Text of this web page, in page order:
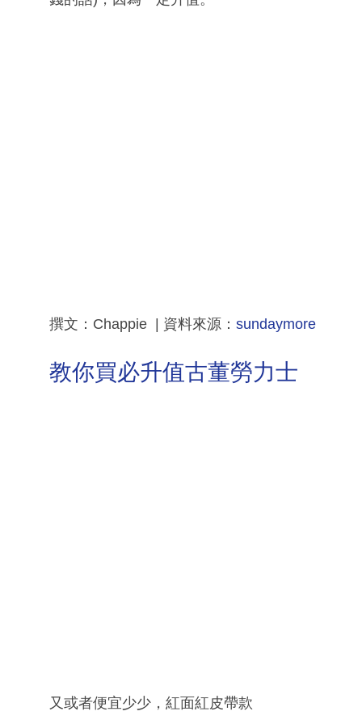
撰文：Chappie | 資料來源： sundaymore
教你買必升值古董勞力士
又或者便宜少少，紅面紅皮帶款